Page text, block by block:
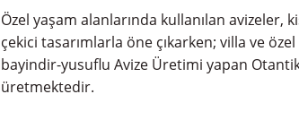
Özel yaşam alanlarında kullanılan avizeler,
çekici tasarımlarla öne çıkarken; villa ve
bayindir-yusuflu Avize Üretimi yapan
üretmektedir.